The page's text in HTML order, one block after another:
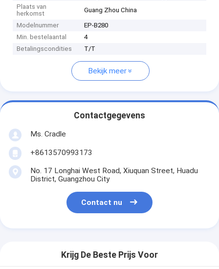
Plaats van
herkomst
Guang Zhou China
Modelnummer
EP-B280
Min. bestelaantal
4
Betalingscondities
T/T
Bekijk meer
Contactgegevens
Ms. Cradle
+8613570993173
No. 17 Longhai West Road, Xiuquan Street, Huadu
District, Guangzhou City
Contact nu
Krijg De Beste Prijs Voor